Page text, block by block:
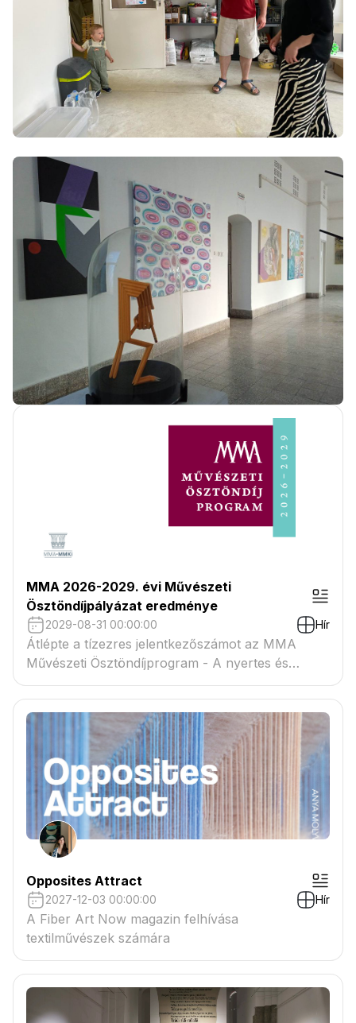
MMA 2026-2029. évi Művészeti
Ösztöndíjpályázat eredménye
2029-08-31 00:00:00 Hír
Átlépte a tízezres jelentkezőszámot az MMA
Művészeti Ösztöndíjprogram - A nyertes és
tartaléklistás pályázók névsora megtekinthető a
csatolmányban
Opposites Attract
2027-12-03 00:00:00 Hír
A Fiber Art Now magazin felhívása
textilművészek számára